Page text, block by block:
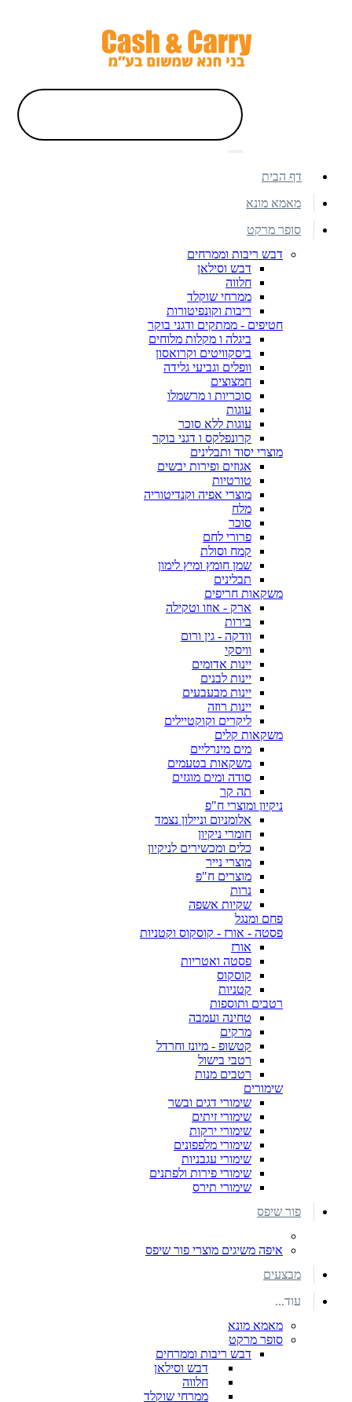
דף הבית
מאמא מונא
סופר מרקט
דבש ריבות וממרחים
דבש וסילאן
חלווה
ממרחי שוקלד
ריבות וקונפיטורות
חטיפים - ממתקים ודגני בוקר
ביגלה ו מקלות מלוחים
ביסקוויטים וקרואסון
וופלים וגביעי גלידה
חמצוצים
סוכריות ו מרשמלו
עוגות
עוגות ללא סוכר
קרונפלקס ו דגני בוקר
מוצרי יסוד ותבלינים
אגוזים ופירות יבשים
טורטיות
מוצרי אפיה וקנדיטוריה
מלח
סוכר
פרורי לחם
קמח וסולת
שמן חומץ ומיץ לימון
תבלינים
משקאות חריפים
ארק - אוזו וטקילה
בירות
וודקה - גין ורום
וויסקי
יינות אדומים
יינות לבנים
יינות מבעבעים
יינות רוזה
ליקרים וקוקטיילים
משקאות קלים
מים מינרליים
משקאות בטעמים
סודה ומים מוגזים
תה קר
ניקיון ומוצרי ח"פ
אלומניום וניילון נצמד
חומרי ניקיון
כלים ומכשירים לניקיון
מוצרי נייר
מוצרים ח"פ
נרות
שקיות אשפה
פחם ומנגל
פסטה - אורז - קוסקוס וקטניות
אורז
פסטה ואטריות
קוסקוס
קטניות
רטבים ותוספות
טחינה ועמבה
מרקים
קטשופ - מיונז וחרדל
רטבי בישול
רטבים מנות
שימורים
שימורי דגים ובשר
שימורי זיתים
שימורי ירקות
שימורי מלפפונים
שימורי עגבניות
שימורי פירות ולפתנים
שימורי תירס
פור שיפס
איפה משיגים מוצרי פור שיפס
מבצעים
עוד...
מאמא מונא
סופר מרקט
דבש ריבות וממרחים
דבש וסילאן
חלווה
ממרחי שוקלד